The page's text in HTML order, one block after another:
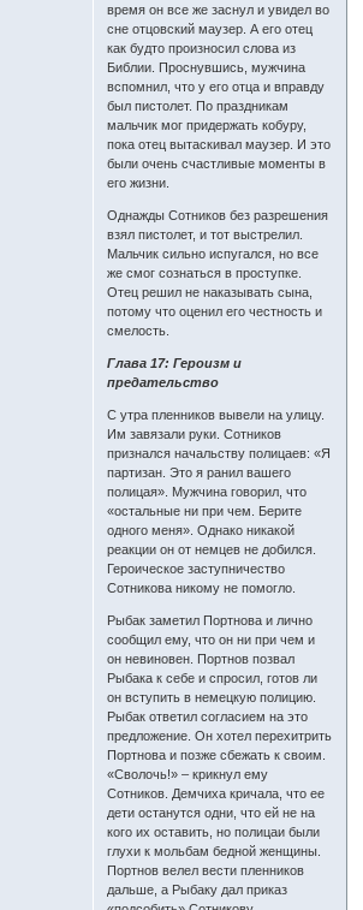
время он все же заснул и увидел во
сне отцовский маузер. А его отец
как будто произносил слова из
Библии. Проснувшись, мужчина
вспомнил, что у его отца и вправду
был пистолет. По праздникам
мальчик мог придержать кобуру,
пока отец вытаскивал маузер. И это
были очень счастливые моменты в
его жизни.
Однажды Сотников без разрешения
взял пистолет, и тот выстрелил.
Мальчик сильно испугался, но все
же смог сознаться в проступке.
Отец решил не наказывать сына,
потому что оценил его честность и
смелость.
Глава 17: Героизм и
предательство
С утра пленников вывели на улицу.
Им завязали руки. Сотников
признался начальству полицаев: «Я
партизан. Это я ранил вашего
полицая». Мужчина говорил, что
«остальные ни при чем. Берите
одного меня». Однако никакой
реакции он от немцев не добился.
Героическое заступничество
Сотникова никому не помогло.
Рыбак заметил Портнова и лично
сообщил ему, что он ни при чем и
он невиновен. Портнов позвал
Рыбака к себе и спросил, готов ли
он вступить в немецкую полицию.
Рыбак ответил согласием на это
предложение. Он хотел перехитрить
Портнова и позже сбежать к своим.
«Сволочь!» – крикнул ему
Сотников. Демчиха кричала, что ее
дети останутся одни, что ей не на
кого их оставить, но полицаи были
глухи к мольбам бедной женщины.
Портнов велел вести пленников
дальше, а Рыбаку дал приказ